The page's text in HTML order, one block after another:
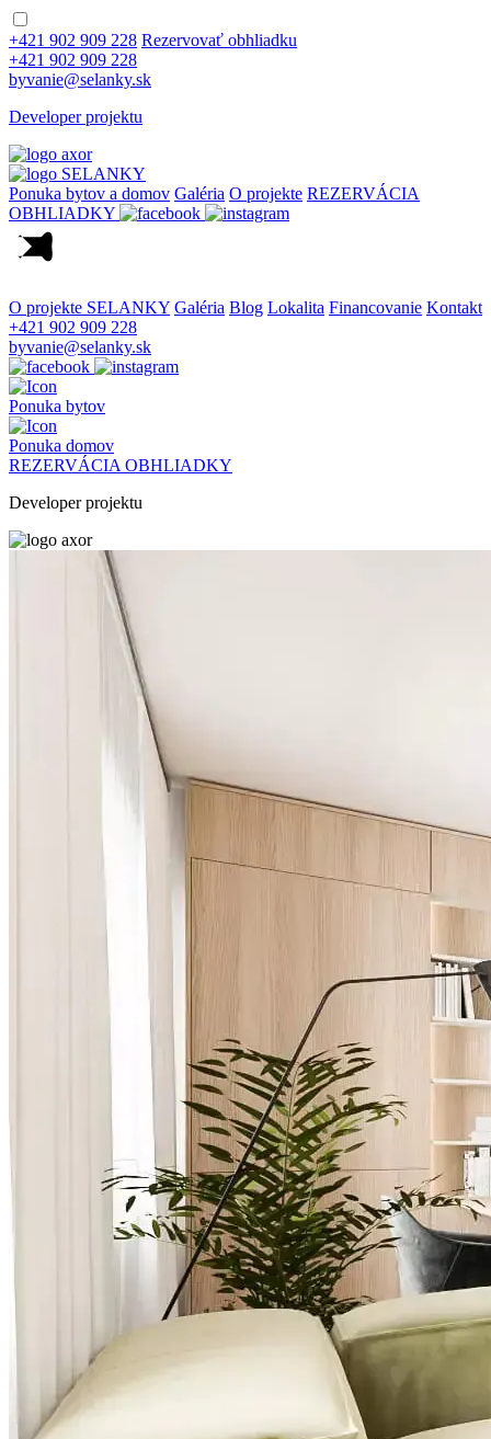
+421 902 909 228 Rezervovať obhliadku
+421 902 909 228
byvanie@selanky.sk
Developer projektu
Ponuka bytov a domov Galéria O projekte REZERVÁCIA
OBHLIADKY
O projekte SELANKY Galéria Blog Lokalita Financovanie Kontakt
+421 902 909 228
byvanie@selanky.sk
Ponuka bytov
Ponuka domov
REZERVÁCIA OBHLIADKY
Developer projektu